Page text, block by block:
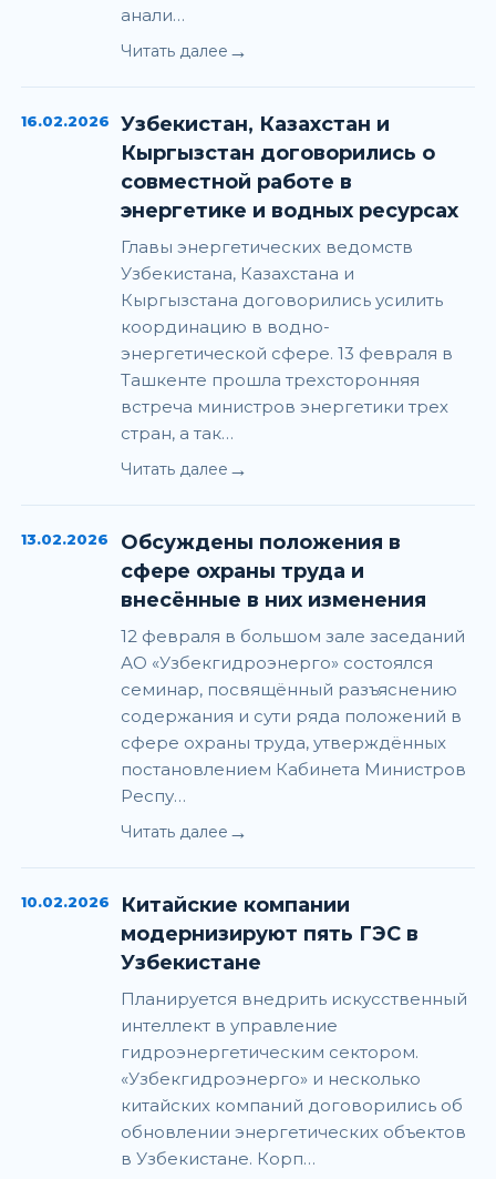
анали…
Читать далее →
16.02.2026
Узбекистан, Казахстан и
Кыргызстан договорились о
совместной работе в
энергетике и водных ресурсах
Главы энергетических ведомств
Узбекистана, Казахстана и
Кыргызстана договорились усилить
координацию в водно-
энергетической сфере. 13 февраля в
Ташкенте прошла трехсторонняя
встреча министров энергетики трех
стран, а так…
Читать далее →
13.02.2026
Обсуждены положения в
сфере охраны труда и
внесённые в них изменения
12 февраля в большом зале заседаний
АО «Узбекгидроэнерго» состоялся
семинар, посвящённый разъяснению
содержания и сути ряда положений в
сфере охраны труда, утверждённых
постановлением Кабинета Министров
Респу…
Читать далее →
10.02.2026
Китайские компании
модернизируют пять ГЭС в
Узбекистане
Планируется внедрить искусственный
интеллект в управление
гидроэнергетическим сектором.
«Узбекгидроэнерго» и несколько
китайских компаний договорились об
обновлении энергетических объектов
в Узбекистане. Корп…